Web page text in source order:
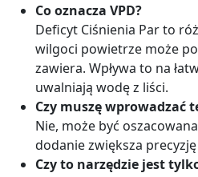
Co oznacza VPD?
Deficyt Ciśnienia Par to
wilgoci powietrze może
zawiera. Wpływa to na
uwalniają wodę z liści.
Czy muszę wprowadzać
Nie, może być
dodanie zwiększa
Czy to narzędzie jest